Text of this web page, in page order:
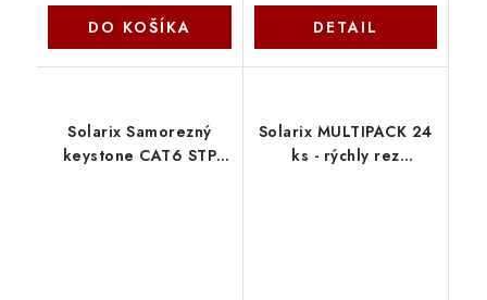
DO KOŠÍKA DETAIL
Solarix Samorezný
keystone CAT6 STP
Solarix MULTIPACK 24
ks - rýchly rez